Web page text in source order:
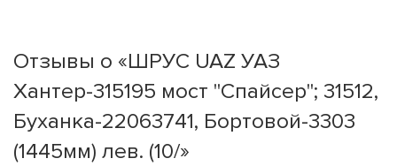
Отзывы о «ШРУС UAZ УАЗ
Хантер-315195 мост "Спайсер"; 31512,
Буханка-22063741, Бортовой-3303
(1445мм) лев. (10/»